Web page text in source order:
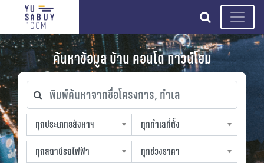
search
ค้นหาข้อมูล บ้าน คอนโด ทาวน์โฮม
พิมพ์ค้นหาจากชื่อโครงการ, ทำเล
ทุกประเภทอสังหาฯ
ทุกประเภทอสังหาฯ
sproperty
ทุกทำเลที่ตั้ง
ทุกทำเลที่ตั้ง
slocation
ทุกสถานีรถไฟฟ้า
ทุกสถานีรถไฟฟ้า
ทุกช่วงราคา
ทุกช่วงราคา